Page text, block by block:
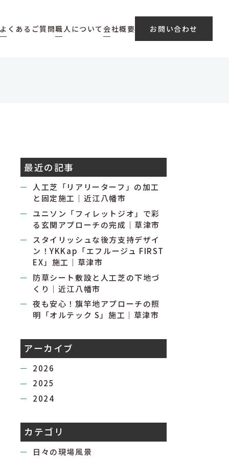
よくあるご質問職人について会社概要 お問い合わせ
最近の記事
人工芝「リアリーターフ」の加工
と固定施工｜近江八幡市
ユニソン「フィレットジオ」で彩
る玄関アプローチの完成｜草津市
スタイリッシュな後方支持デザイ
ン！YKKap「エフルージュ FIRST
EX」施工｜草津市
防草シート敷設と人工芝の下地づ
くり｜近江八幡市
夜も安心！旗竿地アプローチの照
明「オルテック S」施工｜草津市
アーカイブ
2026
2025
2024
カテゴリ
日々の現場風景